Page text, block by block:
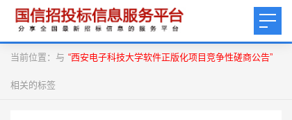
当前位置：与 “西安电子科技大学软件正版化项目竞争性磋商公告”
相关的标签